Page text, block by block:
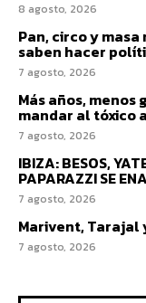
8 agosto, 2026
Pan, circo y
saben hacer
7 agosto, 2026
Más años,
mandar al tóxico
7 agosto, 2026
IBIZA: BESOS,
PAPARAZZI SE
7 agosto, 2026
Marivent, Tarajal
7 agosto, 2026